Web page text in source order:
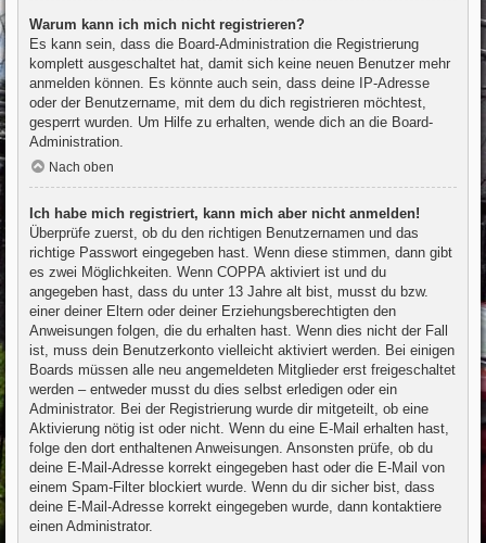
Warum kann ich mich nicht registrieren?
Es kann sein, dass die Board-Administration die Registrierung
komplett ausgeschaltet hat, damit sich keine neuen Benutzer mehr
anmelden können. Es könnte auch sein, dass deine IP-Adresse
oder der Benutzername, mit dem du dich registrieren möchtest,
gesperrt wurden. Um Hilfe zu erhalten, wende dich an die Board-
Administration.
Nach oben
Ich habe mich registriert, kann mich aber nicht anmelden!
Überprüfe zuerst, ob du den richtigen Benutzernamen und das
richtige Passwort eingegeben hast. Wenn diese stimmen, dann gibt
es zwei Möglichkeiten. Wenn COPPA aktiviert ist und du
angegeben hast, dass du unter 13 Jahre alt bist, musst du bzw.
einer deiner Eltern oder deiner Erziehungsberechtigten den
Anweisungen folgen, die du erhalten hast. Wenn dies nicht der Fall
ist, muss dein Benutzerkonto vielleicht aktiviert werden. Bei einigen
Boards müssen alle neu angemeldeten Mitglieder erst freigeschaltet
werden – entweder musst du dies selbst erledigen oder ein
Administrator. Bei der Registrierung wurde dir mitgeteilt, ob eine
Aktivierung nötig ist oder nicht. Wenn du eine E-Mail erhalten hast,
folge den dort enthaltenen Anweisungen. Ansonsten prüfe, ob du
deine E-Mail-Adresse korrekt eingegeben hast oder die E-Mail von
einem Spam-Filter blockiert wurde. Wenn du dir sicher bist, dass
deine E-Mail-Adresse korrekt eingegeben wurde, dann kontaktiere
einen Administrator.